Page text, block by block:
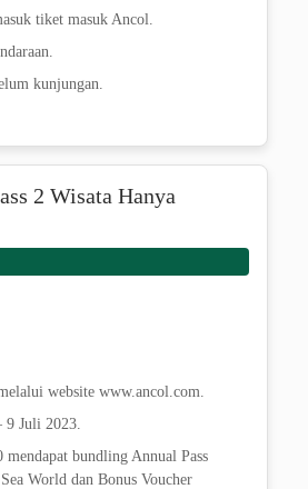
tiket masuk Ancol.
kunjungan.
2 Wisata Hanya
website www.ancol.com.
9 Juli 2023.
mendapat bundling Annual Pass
World dan Bonus Voucher